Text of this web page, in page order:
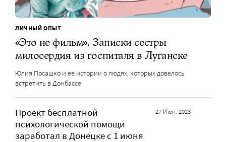
ЛИЧНЫЙ ОПЫТ
«Это не фильм». Записки сестры
милосердия из госпиталя в Луганске
Юлия Посашко и ее истории о людях, которых довелось
встретить в Донбассе
Проект бесплатной
психологической помощи
заработал в Донецке с 1 июня
27 Июн. 2023